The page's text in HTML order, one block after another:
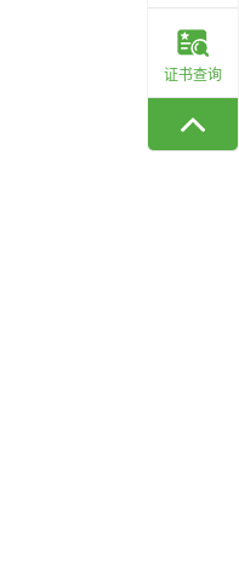
证书查询